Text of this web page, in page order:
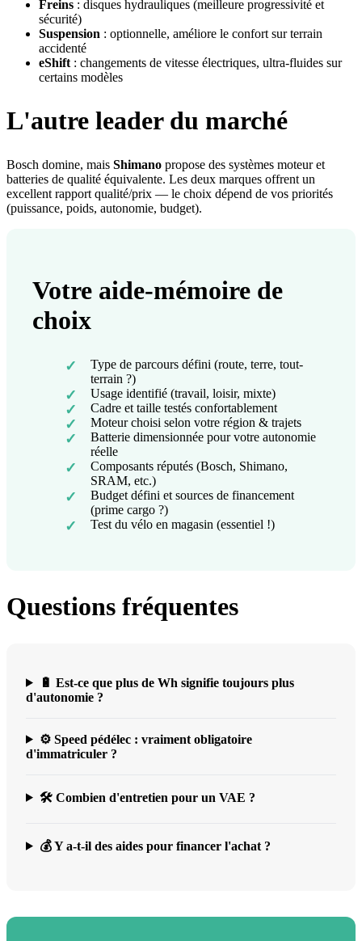
Freins : disques hydrauliques (meilleure progressivité et
sécurité)
Suspension : optionnelle, améliore le confort sur terrain
accidenté
eShift : changements de vitesse électriques, ultra-fluides sur
certains modèles
L'autre leader du marché
Bosch domine, mais Shimano propose des systèmes moteur et
batteries de qualité équivalente. Les deux marques offrent un
excellent rapport qualité/prix — le choix dépend de vos priorités
(puissance, poids, autonomie, budget).
Votre aide-mémoire de
choix
✓
Type de parcours défini (route, terre, tout-
terrain ?)
✓ Usage identifié (travail, loisir, mixte)
✓ Cadre et taille testés confortablement
✓ Moteur choisi selon votre région & trajets
✓
Batterie dimensionnée pour votre autonomie
réelle
✓
Composants réputés (Bosch, Shimano,
SRAM, etc.)
✓
Budget défini et sources de financement
(prime cargo ?)
✓ Test du vélo en magasin (essentiel !)
Questions fréquentes
🔋 Est-ce que plus de Wh signifie toujours plus
d'autonomie ?
⚙️ Speed pédélec : vraiment obligatoire
d'immatriculer ?
🛠️ Combien d'entretien pour un VAE ?
💰 Y a-t-il des aides pour financer l'achat ?